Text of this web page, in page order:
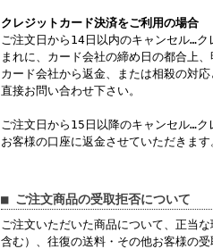
クレジットカード決済をご利用の場合
ご注文日から14日以内のキャンセル…
まれに、カード会社の締め日の都合上
カード会社から返金、または相殺の対
直接お問い合わせ下さい。
ご注文日から15日以降のキャンセル…
お客様の口座に返金させていただきま
■ ご注文商品の受取拒否について
ご注文いただいた商品について、正当
含む）、往復の送料・その他お客様の